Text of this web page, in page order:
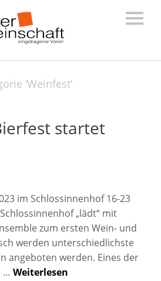
‘Weinfest’
startet
im Schlossinnenhof 16-23
„lädt“ mit
zum ersten Wein- und
werden unterschiedlichste
angeboten werden. Eines der
… Weiterlesen